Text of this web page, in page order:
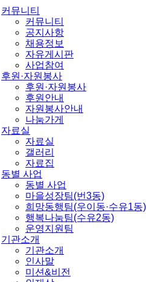
커뮤니티
커뮤니티
공지사항
채용정보
자유게시판
사업참여
후원·자원봉사
후원·자원봉사
후원안내
자원봉사안내
나눔가게
자료실
자료실
갤러리
자료집
동별 사업
동별 사업
마을성장팀(번3동)
희망동행팀(우이동·수유1동)
행복나눔팀(수유2동)
운영지원팀
기관소개
기관소개
인사말
미션&비전